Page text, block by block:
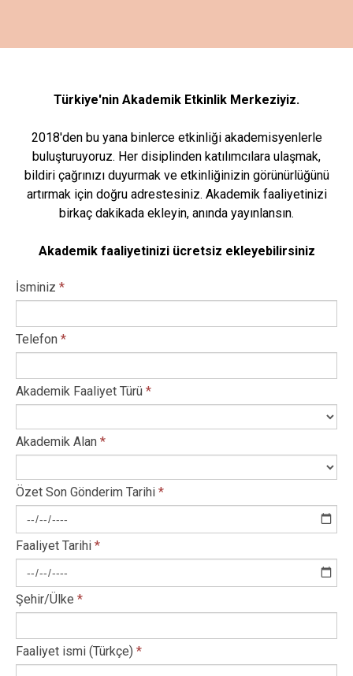
Türkiye'nin Akademik Etkinlik Merkeziyiz.
2018'den bu yana binlerce etkinliği akademisyenlerle
buluşturuyoruz. Her disiplinden katılımcılara ulaşmak,
bildiri çağrınızı duyurmak ve etkinliğinizin görünürlüğünü
artırmak için doğru adrestesiniz. Akademik faaliyetinizi
birkaç dakikada ekleyin, anında yayınlansın.
Akademik faaliyetinizi ücretsiz ekleyebilirsiniz
İsminiz *
Telefon *
Akademik Faaliyet Türü *
Akademik Alan *
Özet Son Gönderim Tarihi *
Faaliyet Tarihi *
Şehir/Ülke *
Faaliyet ismi (Türkçe) *